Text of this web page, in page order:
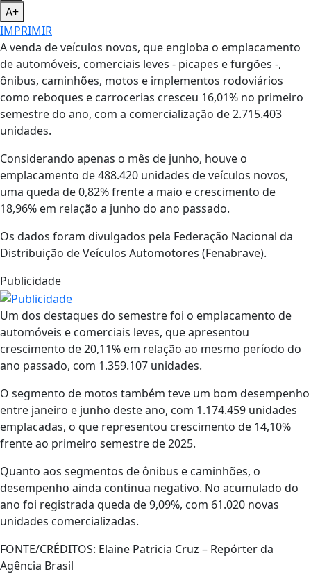
A+
IMPRIMIR
A venda de veículos novos, que engloba o emplacamento
de automóveis, comerciais leves - picapes e furgões -,
ônibus, caminhões, motos e implementos rodoviários
como reboques e carrocerias cresceu 16,01% no primeiro
semestre do ano, com a comercialização de 2.715.403
unidades.
Considerando apenas o mês de junho, houve o
emplacamento de 488.420 unidades de veículos novos,
uma queda de 0,82% frente a maio e crescimento de
18,96% em relação a junho do ano passado.
Os dados foram divulgados pela Federação Nacional da
Distribuição de Veículos Automotores (Fenabrave).
Publicidade
Um dos destaques do semestre foi o emplacamento de
automóveis e comerciais leves, que apresentou
crescimento de 20,11% em relação ao mesmo período do
ano passado, com 1.359.107 unidades.
O segmento de motos também teve um bom desempenho
entre janeiro e junho deste ano, com 1.174.459 unidades
emplacadas, o que representou crescimento de 14,10%
frente ao primeiro semestre de 2025.
Quanto aos segmentos de ônibus e caminhões, o
desempenho ainda continua negativo. No acumulado do
ano foi registrada queda de 9,09%, com 61.020 novas
unidades comercializadas.
FONTE/CRÉDITOS: Elaine Patricia Cruz – Repórter da
Agência Brasil